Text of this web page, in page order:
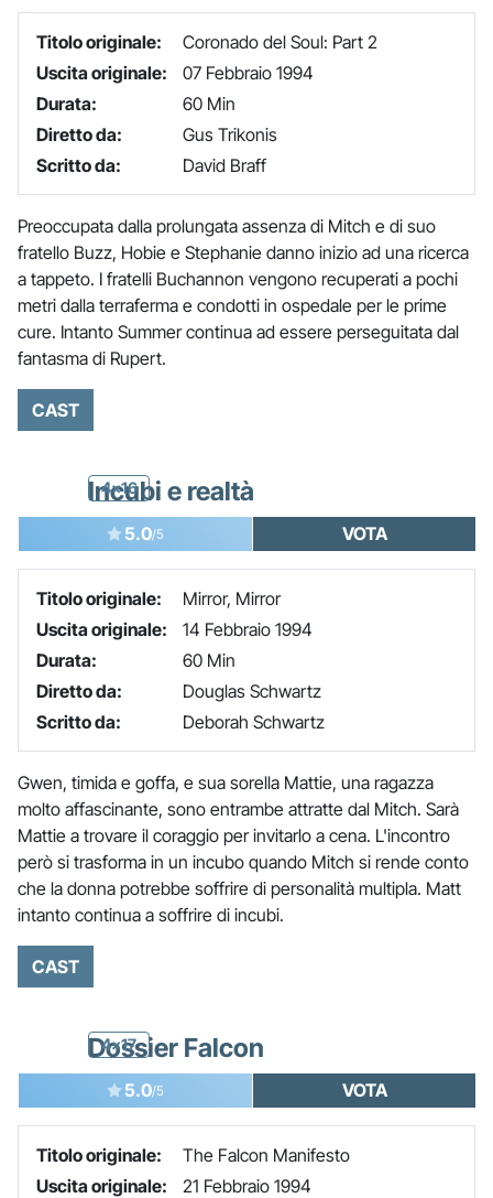
Titolo originale:
Coronado del Soul: Part 2
Uscita originale:
07 Febbraio 1994
Durata:
60 Min
Diretto da:
Gus Trikonis
Scritto da:
David Braff
Preoccupata dalla prolungata assenza di Mitch e di suo
fratello Buzz, Hobie e Stephanie danno inizio ad una ricerca
a tappeto. I fratelli Buchannon vengono recuperati a pochi
metri dalla terraferma e condotti in ospedale per le prime
cure. Intanto Summer continua ad essere perseguitata dal
fantasma di Rupert.
CAST
4x16
Incubi e realtà
5.0/5 VOTA
Titolo originale:
Mirror, Mirror
Uscita originale:
14 Febbraio 1994
Durata:
60 Min
Diretto da:
Douglas Schwartz
Scritto da:
Deborah Schwartz
Gwen, timida e goffa, e sua sorella Mattie, una ragazza
molto affascinante, sono entrambe attratte dal Mitch. Sarà
Mattie a trovare il coraggio per invitarlo a cena. L'incontro
però si trasforma in un incubo quando Mitch si rende conto
che la donna potrebbe soffrire di personalità multipla. Matt
intanto continua a soffrire di incubi.
CAST
4x17
Dossier Falcon
5.0/5 VOTA
Titolo originale:
The Falcon Manifesto
Uscita originale:
21 Febbraio 1994